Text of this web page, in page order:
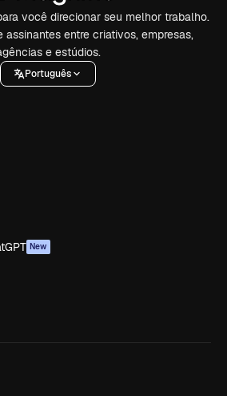
você direcionar seu melhor trabalho.
assinantes entre criativos, empresas,
e estúdios.
Português
New